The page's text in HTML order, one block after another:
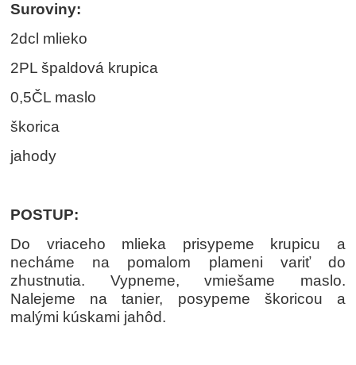
Suroviny:
2dcl mlieko
2PL špaldová krupica
0,5ČL maslo
škorica
jahody
POSTUP:
Do vriaceho mlieka prisypeme krupicu a
necháme na pomalom plameni variť do
zhustnutia. Vypneme, vmiešame maslo.
Nalejeme na tanier, posypeme škoricou a
malými kúskami jahôd.